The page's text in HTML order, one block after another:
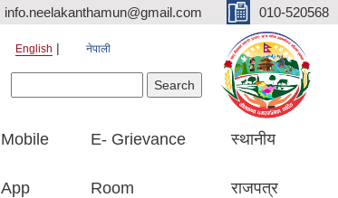
info.neelakanthamun@gmail.com 010-520568
English नेपाली
Mobile
App
E- Grievance
Room
स्थानीय
राजपत्र